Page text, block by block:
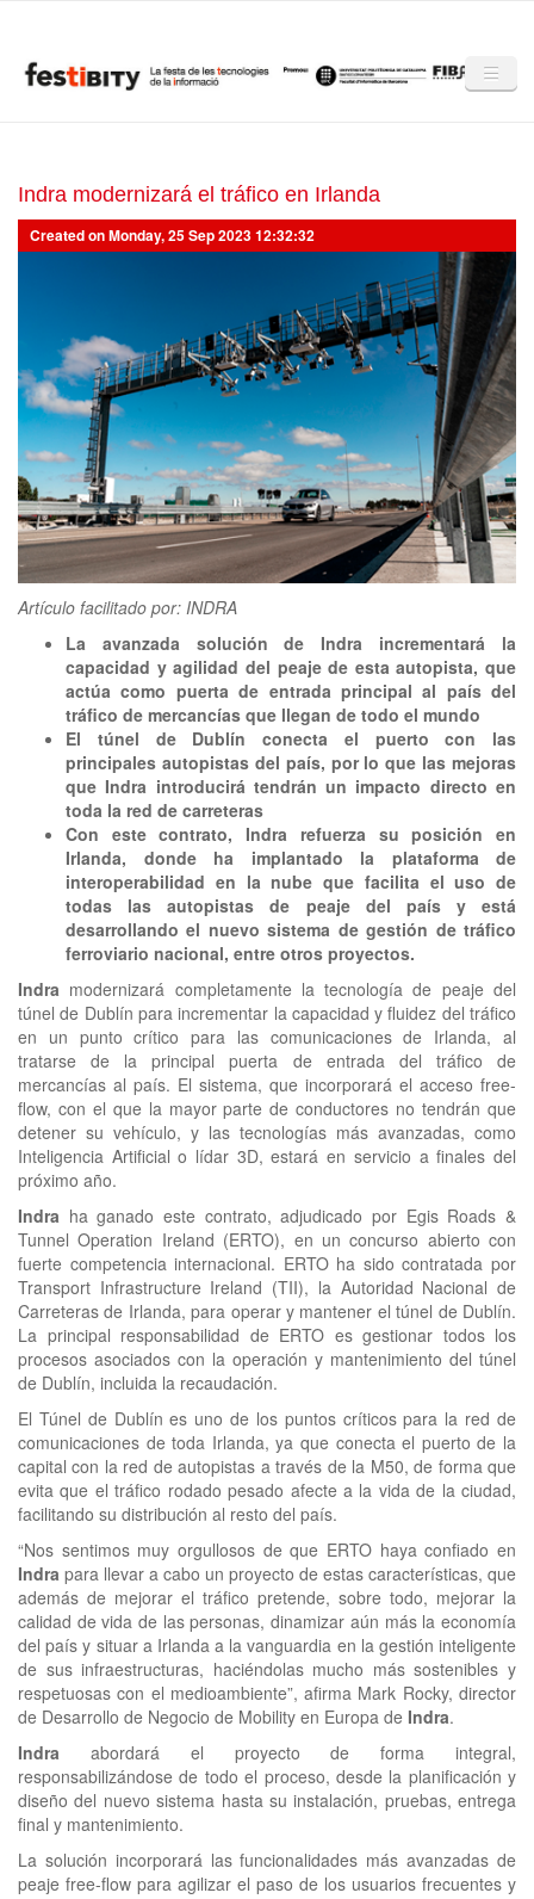
Club Festibity
La Festibity
Mencions
Notícies
Mèdia
Altres edicions
clickNEWS
Indra modernizará el tráfico en Irlanda
Created on Monday, 25 Sep 2023 12:32:32
Artículo facilitado por: INDRA
La avanzada solución de Indra incrementará la
capacidad y agilidad del peaje de esta autopista, que
actúa como puerta de entrada principal al país del
tráfico de mercancías que llegan de todo el mundo
El túnel de Dublín conecta el puerto con las
principales autopistas del país, por lo que las mejoras
que Indra introducirá tendrán un impacto directo en
toda la red de carreteras
Con este contrato, Indra refuerza su posición en
Irlanda, donde ha implantado la plataforma de
interoperabilidad en la nube que facilita el uso de
todas las autopistas de peaje del país y está
desarrollando el nuevo sistema de gestión de tráfico
ferroviario nacional, entre otros proyectos.
Indra modernizará completamente la tecnología de peaje del
túnel de Dublín para incrementar la capacidad y fluidez del tráfico
en un punto crítico para las comunicaciones de Irlanda, al
tratarse de la principal puerta de entrada del tráfico de
mercancías al país. El sistema, que incorporará el acceso free-
flow, con el que la mayor parte de conductores no tendrán que
detener su vehículo, y las tecnologías más avanzadas, como
Inteligencia Artificial o lídar 3D, estará en servicio a finales del
próximo año.
Indra ha ganado este contrato, adjudicado por Egis Roads &
Tunnel Operation Ireland (ERTO), en un concurso abierto con
fuerte competencia internacional. ERTO ha sido contratada por
Transport Infrastructure Ireland (TII), la Autoridad Nacional de
Carreteras de Irlanda, para operar y mantener el túnel de Dublín.
La principal responsabilidad de ERTO es gestionar todos los
procesos asociados con la operación y mantenimiento del túnel
de Dublín, incluida la recaudación.
El Túnel de Dublín es uno de los puntos críticos para la red de
comunicaciones de toda Irlanda, ya que conecta el puerto de la
capital con la red de autopistas a través de la M50, de forma que
evita que el tráfico rodado pesado afecte a la vida de la ciudad,
facilitando su distribución al resto del país.
“Nos sentimos muy orgullosos de que ERTO haya confiado en
Indra para llevar a cabo un proyecto de estas características, que
además de mejorar el tráfico pretende, sobre todo, mejorar la
calidad de vida de las personas, dinamizar aún más la economía
del país y situar a Irlanda a la vanguardia en la gestión inteligente
de sus infraestructuras, haciéndolas mucho más sostenibles y
respetuosas con el medioambiente”, afirma Mark Rocky, director
de Desarrollo de Negocio de Mobility en Europa de Indra.
Indra abordará el proyecto de forma integral,
responsabilizándose de todo el proceso, desde la planificación y
diseño del nuevo sistema hasta su instalación, pruebas, entrega
final y mantenimiento.
La solución incorporará las funcionalidades más avanzadas de
peaje free-flow para agilizar el paso de los usuarios frecuentes y